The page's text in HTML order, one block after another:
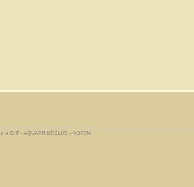
и СНГ - AQUAPRINT.CLUB - ФОРУМ